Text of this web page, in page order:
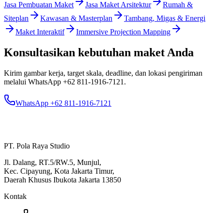
Jasa Pembuatan Maket Jasa Maket Arsitektur
Rumah &
Siteplan
Kawasan & Masterplan
Tambang, Migas & Energi
Maket Interaktif
Immersive Projection Mapping
Konsultasikan kebutuhan maket Anda
Kirim gambar kerja, target skala, deadline, dan lokasi pengiriman
melalui WhatsApp +62 811-1916-7121 .
WhatsApp +62 811-1916-7121
PT. Pola Raya Studio
Jl. Dalang, RT.5/RW.5, Munjul,
Kec. Cipayung, Kota Jakarta Timur,
Daerah Khusus Ibukota Jakarta 13850
Kontak